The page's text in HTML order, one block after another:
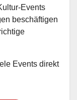
Events
beschäftigen
Events direkt